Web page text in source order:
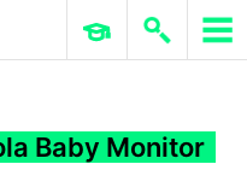
ERP 與商業 AI
Baby Monitor